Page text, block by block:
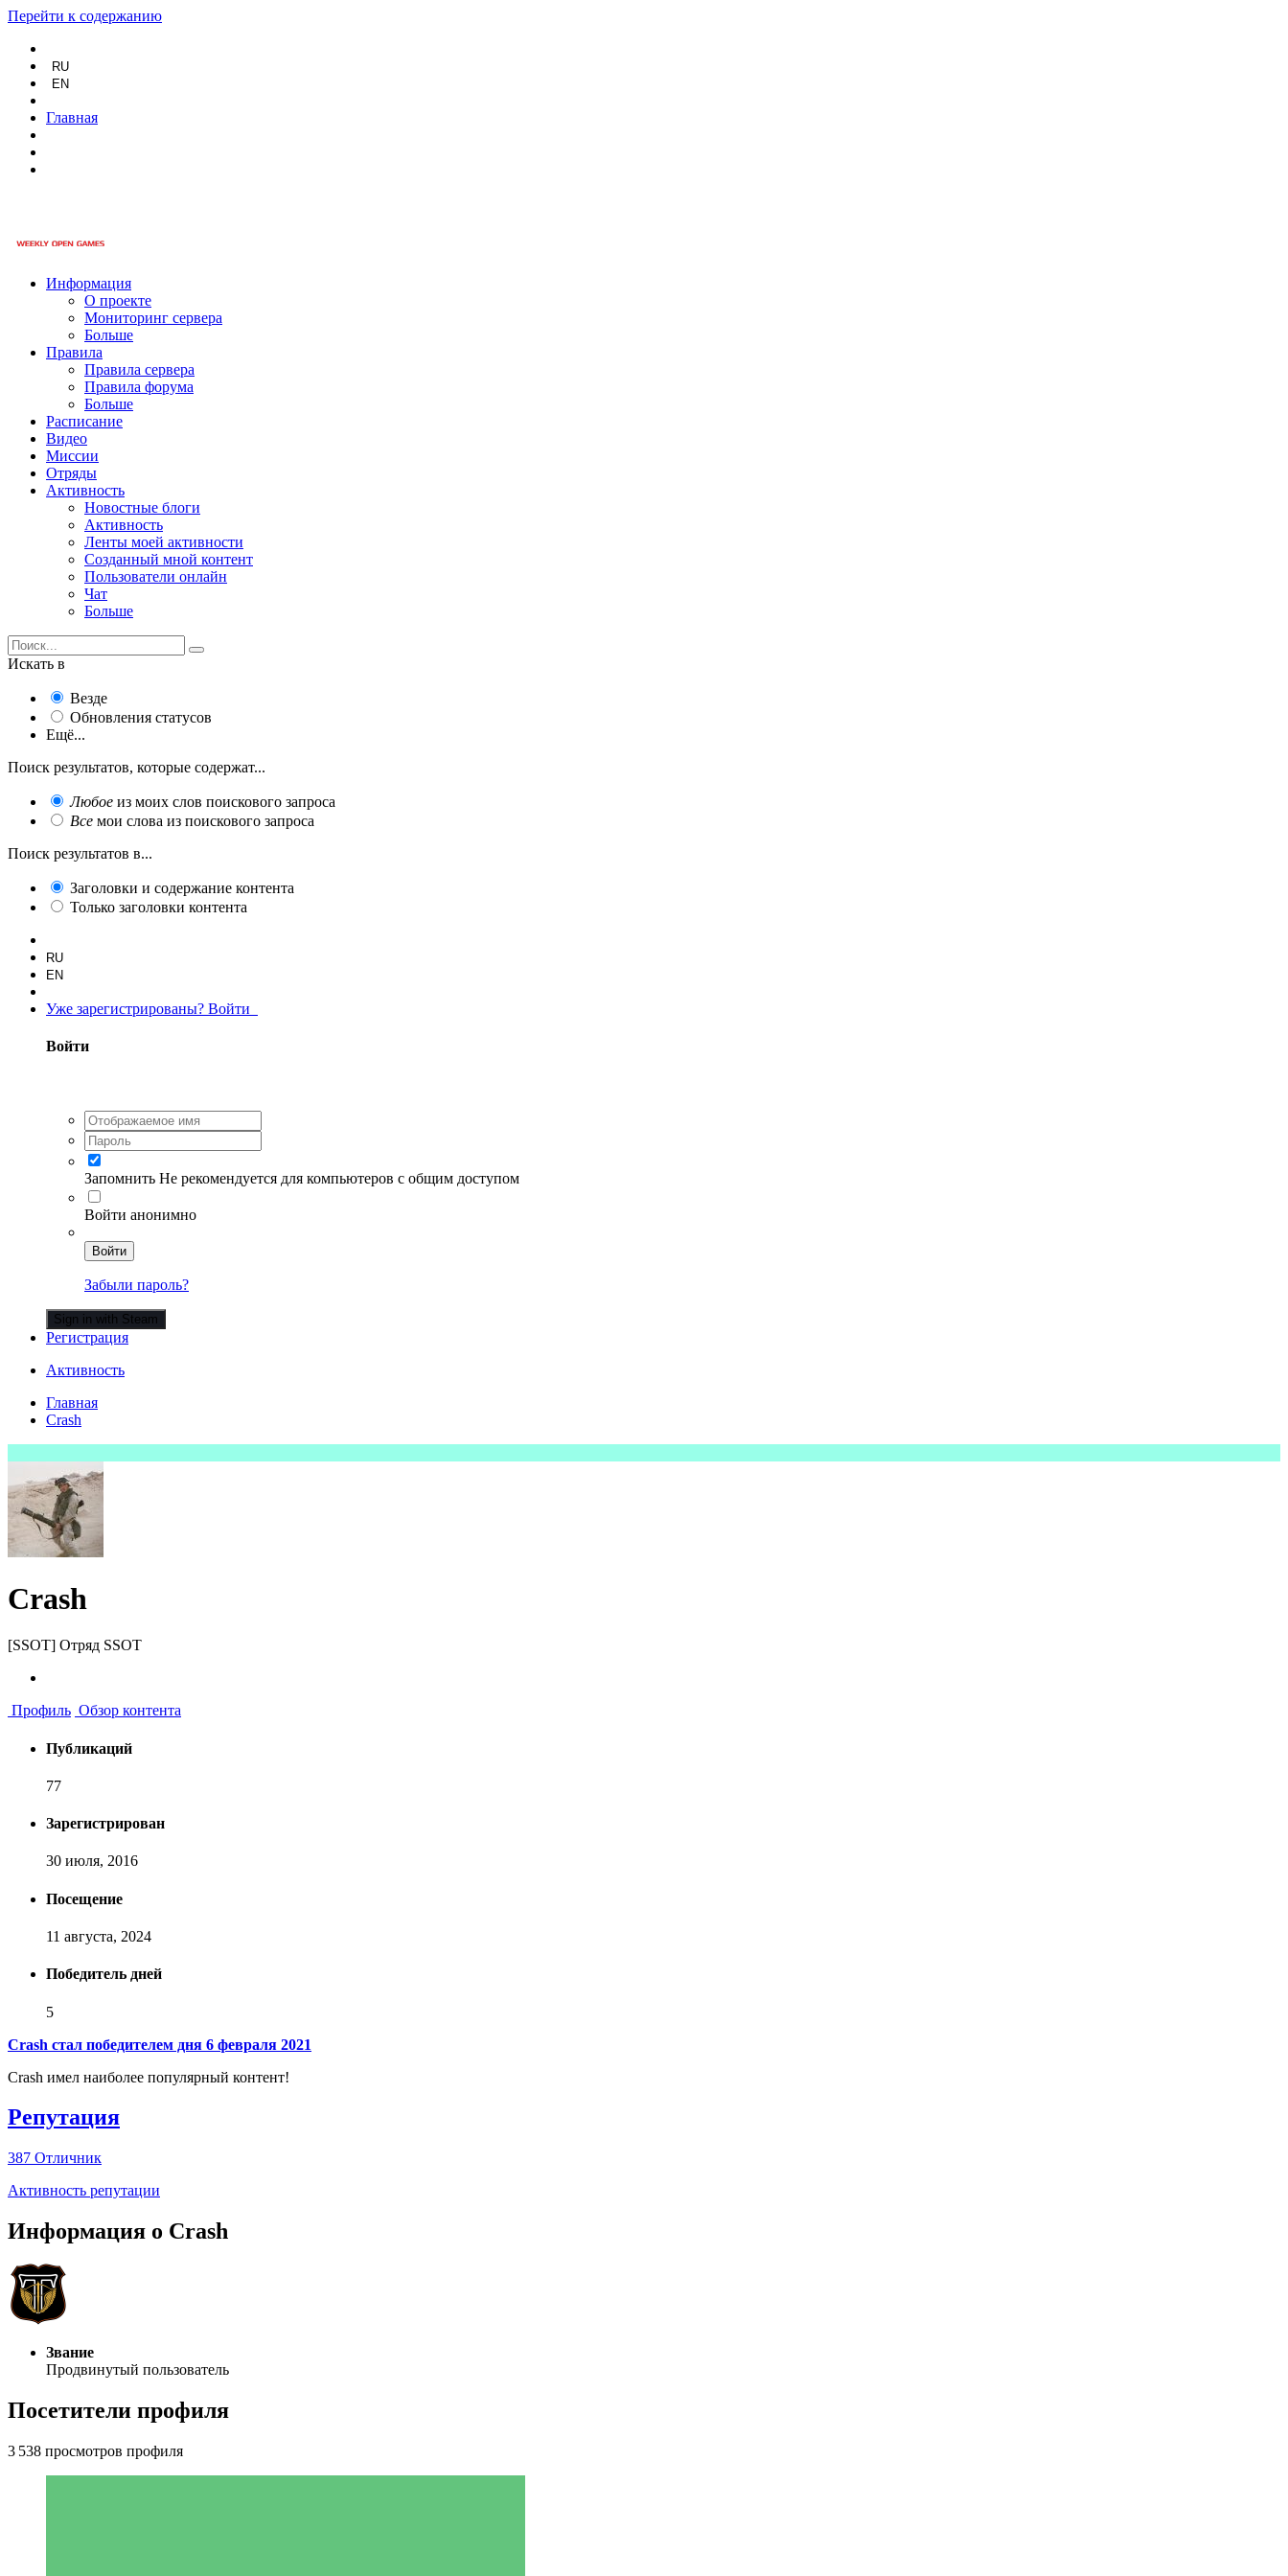
Перейти к содержанию
RU
EN
Главная
Информация
О проекте
Мониторинг сервера
Больше
Правила
Правила сервера
Правила форума
Больше
Расписание
Видео
Миссии
Отряды
Активность
Новостные блоги
Активность
Ленты моей активности
Созданный мной контент
Пользователи онлайн
Чат
Больше
Искать в
Везде
Обновления статусов
Ещё...
Поиск результатов, которые содержат...
Любое из моих слов поискового запроса
Все мои слова из поискового запроса
Поиск результатов в...
Заголовки и содержание контента
Только заголовки контента
RU
EN
Уже зарегистрированы? Войти
Войти
Запомнить Не рекомендуется для компьютеров с общим доступом
Войти анонимно
Войти
Забыли пароль?
Sign in with Steam
Регистрация
Активность
Главная
Crash
Crash
[SSOT] Отряд SSOT
Профиль Обзор контента
Публикаций
77
Зарегистрирован
30 июля, 2016
Посещение
11 августа, 2024
Победитель дней
5
Crash стал победителем дня 6 февраля 2021
Crash имел наиболее популярный контент!
Репутация
387 Отличник
Активность репутации
Информация о Crash
Звание
Продвинутый пользователь
Посетители профиля
3 538 просмотров профиля